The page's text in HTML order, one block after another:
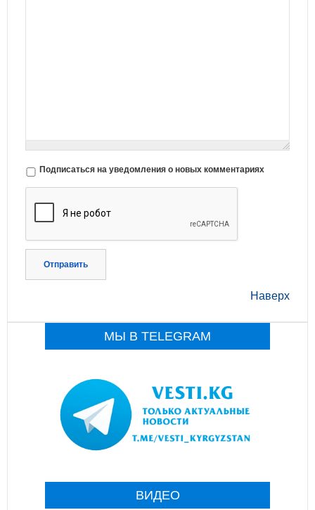
Подписаться на уведомления о новых комментариях
Отправить
Наверх
МЫ В TELEGRAM
ВИДЕО